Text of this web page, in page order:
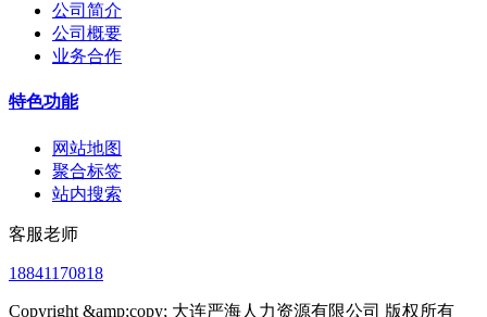
公司简介
公司概要
业务合作
特色功能
网站地图
聚合标签
站内搜索
客服老师
18841170818
Copyright &amp;copy; 大连严海人力资源有限公司 版权所有